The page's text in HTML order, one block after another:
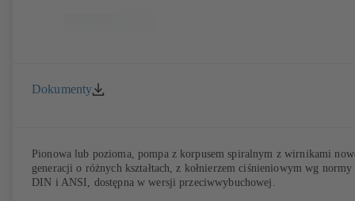
Dokumenty
Pionowa lub pozioma, pompa z korpusem spiralnym z wirnikami
generacji o różnych kształtach, z kołnierzem ciśnieniowym wg normy
DIN i ANSI, dostępna w wersji przeciwwybuchowej.